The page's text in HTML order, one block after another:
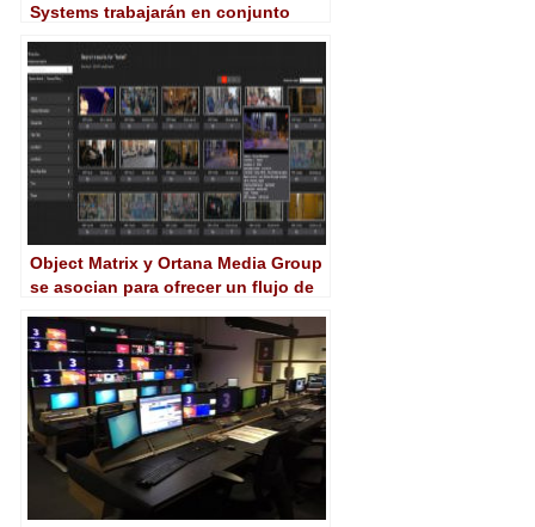
Systems trabajarán en conjunto
almacenamiento
Object Matrix y Ortana Media Group
se asocian para ofrecer un flujo de
almacenamiento sin fisuras